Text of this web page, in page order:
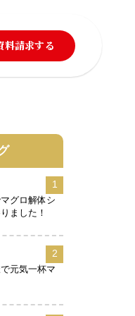
料請求する
グロ解体シ
ました！
1
元気一杯マ
2